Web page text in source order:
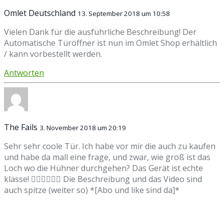
Omlet Deutschland 13. September 2018 um 10:58
Vielen Dank für die ausführliche Beschreibung! Der
Automatische Türöffner ist nun im Omlet Shop erhältlich
/ kann vorbestellt werden.
Antworten
The Fails 3. November 2018 um 20:19
Sehr sehr coole Tür. Ich habe vor mir die auch zu kaufen
und habe da mall eine frage, und zwar, wie groß ist das
Loch wo die Hühner durchgehen? Das Gerät ist echte
klasse! 👍🏻👌🏻💪🏻 Die Beschreibung und das Video sind
auch spitze (weiter so) *[Abo und like sind da]*